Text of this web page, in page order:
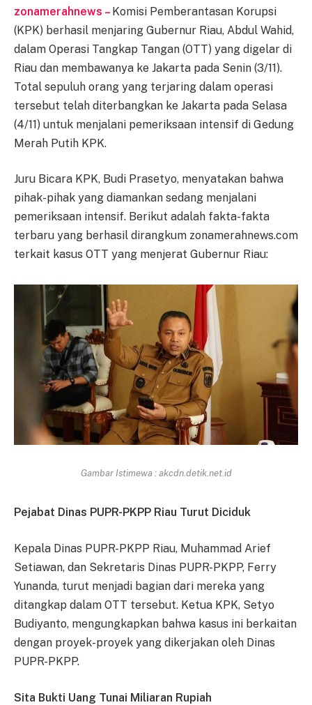
zonamerahnews – Komisi Pemberantasan Korupsi
(KPK) berhasil menjaring Gubernur Riau, Abdul Wahid,
dalam Operasi Tangkap Tangan (OTT) yang digelar di
Riau dan membawanya ke Jakarta pada Senin (3/11).
Total sepuluh orang yang terjaring dalam operasi
tersebut telah diterbangkan ke Jakarta pada Selasa
(4/11) untuk menjalani pemeriksaan intensif di Gedung
Merah Putih KPK.
Juru Bicara KPK, Budi Prasetyo, menyatakan bahwa
pihak-pihak yang diamankan sedang menjalani
pemeriksaan intensif. Berikut adalah fakta-fakta
terbaru yang berhasil dirangkum zonamerahnews.com
terkait kasus OTT yang menjerat Gubernur Riau:
Gambar Istimewa : akcdn.detik.net.id
Pejabat Dinas PUPR-PKPP Riau Turut Diciduk
Kepala Dinas PUPR-PKPP Riau, Muhammad Arief
Setiawan, dan Sekretaris Dinas PUPR-PKPP, Ferry
Yunanda, turut menjadi bagian dari mereka yang
ditangkap dalam OTT tersebut. Ketua KPK, Setyo
Budiyanto, mengungkapkan bahwa kasus ini berkaitan
dengan proyek-proyek yang dikerjakan oleh Dinas
PUPR-PKPP.
Sita Bukti Uang Tunai Miliaran Rupiah